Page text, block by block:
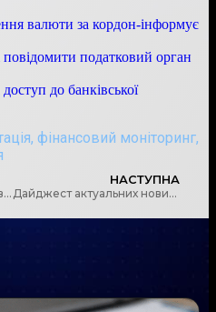
валюти за кордон-інформує
повідомити податковий орган
до банківської
, фінансовий моніторинг,
Основні схеми виведення валюти за кордон-інформує НБУ
НАСТУПНА
Дайджест актуальних новин світу в сфері ПВК/ФТ за квітень 2025 року